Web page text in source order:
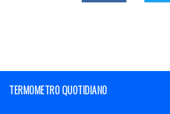
TERMOMETRO QUOTIDIANO